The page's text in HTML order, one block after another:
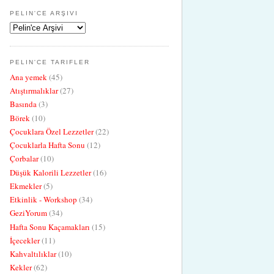
PELIN'CE ARŞIVI
PELIN'CE TARIFLER
Ana yemek(45)
Atıştırmalıklar(27)
Basında(3)
Börek(10)
Çocuklara Özel Lezzetler(22)
Çocuklarla Hafta Sonu (12)
Çorbalar(10)
Düşük Kalorili Lezzetler(16)
Ekmekler(5)
Etkinlik - Workshop (34)
GeziYorum(34)
Hafta Sonu Kaçamakları (15)
İçecekler(11)
Kahvaltılıklar(10)
Kekler(62)